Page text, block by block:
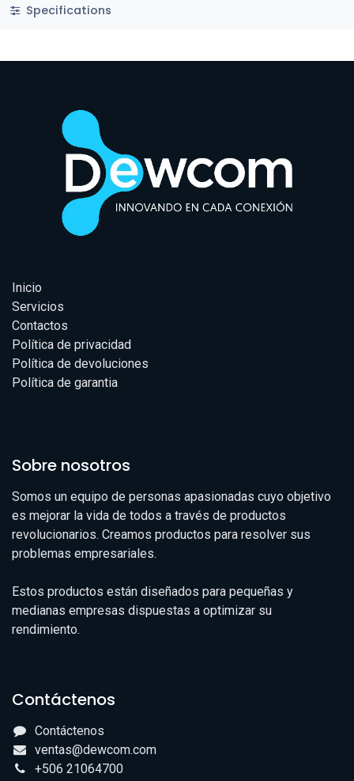
Specifications
Inicio
Servicios
Contactos
Política de privacidad
Política de devoluciones
Política de garantia
Sobre nosotros
Somos un equipo de personas apasionadas cuyo objetivo
es mejorar la vida de todos a través de productos
revolucionarios. Creamos productos para resolver sus
problemas empresariales.
Estos productos están diseñados para pequeñas y
medianas empresas dispuestas a optimizar su
rendimiento.
Contáctenos
Contáctenos
ventas@dewcom.com
+506 21064700